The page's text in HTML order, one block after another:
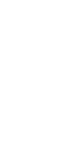
Ihre
15.
der